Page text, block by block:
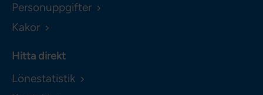
Personuppgifter
Kakor
Hitta direkt
Lönestatistik